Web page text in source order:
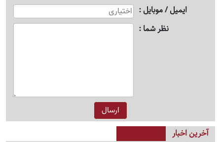
ایمیل / موبایل
نظر شما
آخرین اخبار